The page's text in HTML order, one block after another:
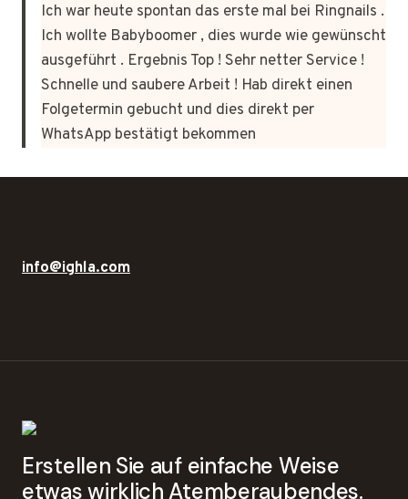
Ich war heute spontan das erste mal bei Ringnails .
Ich wollte Babyboomer , dies wurde wie gewünscht
ausgeführt . Ergebnis Top ! Sehr netter Service !
Schnelle und saubere Arbeit ! Hab direkt einen
Folgetermin gebucht und dies direkt per
WhatsApp bestätigt bekommen
info@ighla.com
Erstellen Sie auf einfache Weise
etwas wirklich Atemberaubendes.